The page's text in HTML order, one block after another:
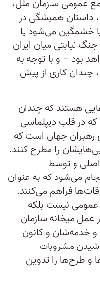
مجمع عمومی سازمان ملل،
داستان همیشگی در
خشمگین می‌شود یا
نیابتی میان ایران
بود – و با توجه به
چندان کاری از پیش
هستند که چندان
در قلب دیپلماسی
رهبران جهان است که
را مطرح کنند.
اصلی و توسط
می‌شود که به عنوان
فراهم می‌کنند.
نیست بلکه
میخانه سازمان
خدمه‌شان و کانون
مشروبات
و طرح‌ها را تدوین